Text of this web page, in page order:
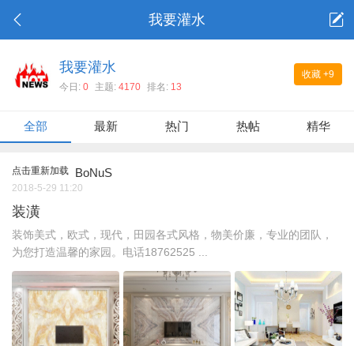
我要灌水
收藏 +9
我要灌水
今日: 0 主题: 4170 排名: 13
全部 最新 热门 热帖 精华
点击重新加载 BoNuS
2018-5-29 11:20
装潢
装饰美式，欧式，现代，田园各式风格，物美价廉，专业的团队，
为您打造温馨的家园。电话18762525 ...